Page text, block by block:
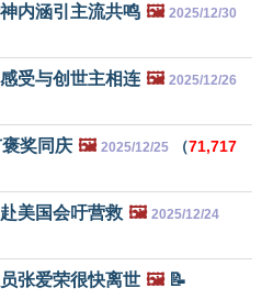
内涵引主流共鸣 🖼️ 2025/12/30
受与创世主相连 🖼️ 2025/12/26
奖同庆 🖼️ 2025/12/25 （71,717
美国会吁营救 🖼️ 2025/12/24
张爱荣很快离世 🖼️📝